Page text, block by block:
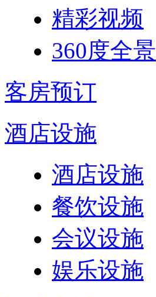
精彩视频
360度全景
客房预订
酒店设施
酒店设施
餐饮设施
会议设施
娱乐设施